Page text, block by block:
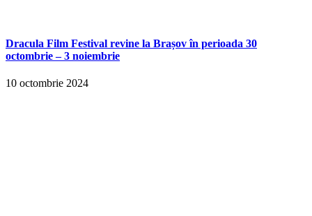
Dracula Film Festival revine la Brașov în perioada 30
octombrie – 3 noiembrie
10 octombrie 2024